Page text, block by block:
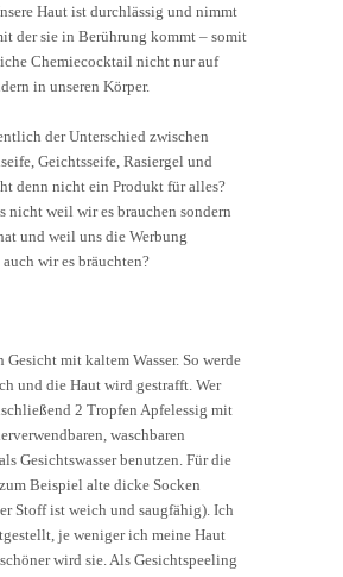
Haut ist durchlässig und nimmt
der sie in Berührung kommt – somit
Chemiecocktail nicht nur auf
in unseren Körper.
der Unterschied zwischen
Geichtsseife, Rasiergel und
denn nicht ein Produkt für alles?
nicht weil wir es brauchen sondern
und weil uns die Werbung
wir es bräuchten?
Gesicht mit kaltem Wasser. So werde
und die Haut wird gestrafft. Wer
2 Tropfen Apfelessig mit
waschbaren
Gesichtswasser benutzen. Für die
Beispiel alte dicke Socken
Stoff ist weich und saugfähig). Ich
je weniger ich meine Haut
wird sie. Als Gesichtspeeling